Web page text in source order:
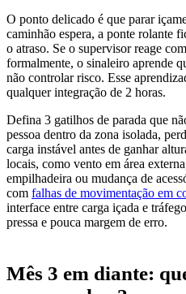
O ponto delicado é que parar
caminhão espera, a ponte rolante
o atraso. Se o supervisor reage
formalmente, o sinaleiro aprende
não controlar risco. Esse
qualquer integração de 2 horas.
Defina 3 gatilhos de parada que
pessoa dentro da zona isolada,
carga instável antes de ganhar
locais, como vento em área
empilhadeira ou mudança de
com falhas de movimentação em
interface entre carga içada e
pressa e pouca margem de erro.
Mês 3 em diante: